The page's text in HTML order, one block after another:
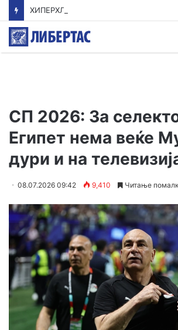
ХИПЕРХЛОРИРАЊЕ НА ТАЛОГОТ
СП 2026: За
Египет нема веќе
дури и на
08.07.2026 09:42 9,410 Читање